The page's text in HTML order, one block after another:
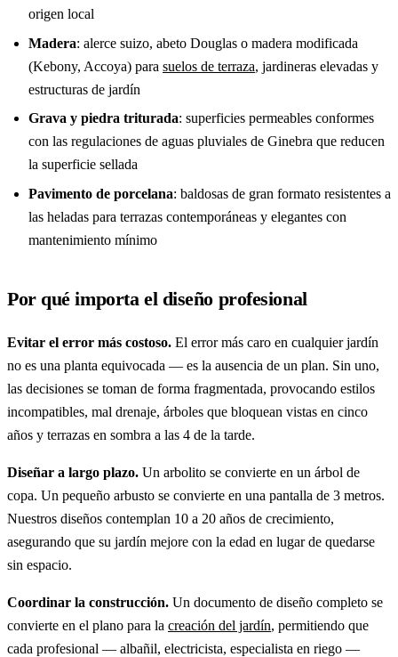
origen local
Madera: alerce suizo, abeto Douglas o madera modificada
(Kebony, Accoya) para suelos de terraza, jardineras elevadas y
estructuras de jardín
Grava y piedra triturada: superficies permeables conformes
con las regulaciones de aguas pluviales de Ginebra que reducen
la superficie sellada
Pavimento de porcelana: baldosas de gran formato resistentes a
las heladas para terrazas contemporáneas y elegantes con
mantenimiento mínimo
Por qué importa el diseño profesional
Evitar el error más costoso. El error más caro en cualquier jardín
no es una planta equivocada — es la ausencia de un plan. Sin uno,
las decisiones se toman de forma fragmentada, provocando estilos
incompatibles, mal drenaje, árboles que bloquean vistas en cinco
años y terrazas en sombra a las 4 de la tarde.
Diseñar a largo plazo. Un arbolito se convierte en un árbol de
copa. Un pequeño arbusto se convierte en una pantalla de 3 metros.
Nuestros diseños contemplan 10 a 20 años de crecimiento,
asegurando que su jardín mejore con la edad en lugar de quedarse
sin espacio.
Coordinar la construcción. Un documento de diseño completo se
convierte en el plano para la creación del jardín, permitiendo que
cada profesional — albañil, electricista, especialista en riego —